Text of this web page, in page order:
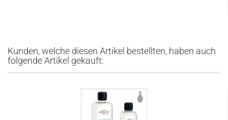
Kunden, welche diesen Artikel bestellten, haben auch
folgende Artikel gekauft: